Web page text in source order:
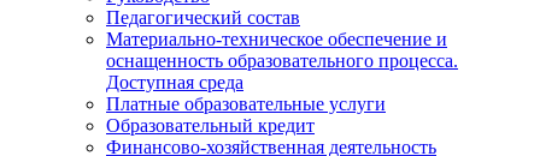
Педагогический состав
Материально-техническое обеспечение и
оснащенность образовательного процесса.
Доступная среда
Платные образовательные услуги
Образовательный кредит
Финансово-хозяйственная деятельность